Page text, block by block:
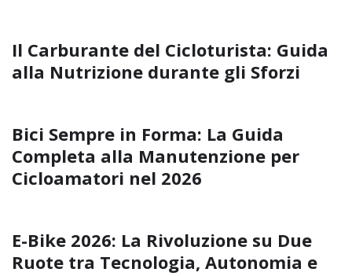
Il Carburante del Cicloturista: Guida
alla Nutrizione durante gli Sforzi
Bici Sempre in Forma: La Guida
Completa alla Manutenzione per
Cicloamatori nel 2026
E-Bike 2026: La Rivoluzione su Due
Ruote tra Tecnologia, Autonomia e